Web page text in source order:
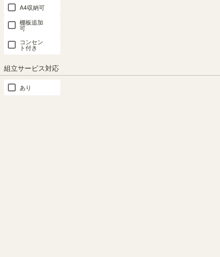
A4収納可
棚板追加
可
コンセン
ト付き
組立サービス対応
あり
50V型までのテレビ対応
50V型までのテレビが置ける幅
圧迫感のないS字デザイン